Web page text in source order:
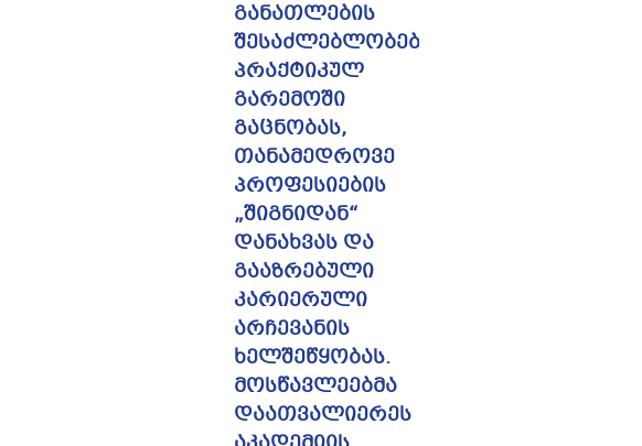
განათლების
შესაძლებლობების
პრაქტიკულ
გარემოში
გაცნობას,
თანამედროვე
პროფესიების
„შიგნიდან“
დანახვას და
გააზრებული
კარიერული
არჩევანის
ხელშეწყობას.
მოსწავლეებმა
დაათვალიერეს